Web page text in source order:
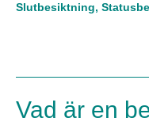
Slutbesiktning,
Vad är en